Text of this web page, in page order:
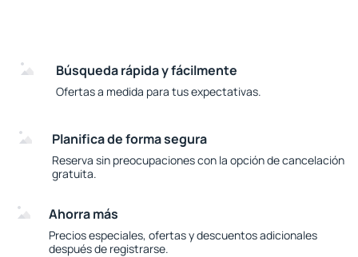
Búsqueda rápida y fácilmente
Ofertas a medida para tus expectativas.
Planifica de forma segura
Reserva sin preocupaciones con la opción de cancelación
gratuita.
Ahorra más
Precios especiales, ofertas y descuentos adicionales
después de registrarse.